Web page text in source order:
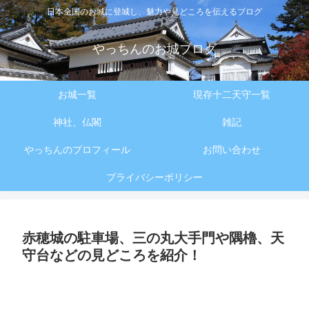
日本全国のお城に登城し、魅力や見どころを伝えるブログ
やっちんのお城ブログ
お城一覧 現存十二天守一覧
神社、仏閣 雑記
やっちんのプロフィール お問い合わせ
プライバシーポリシー
赤穂城の駐車場、三の丸大手門や隅櫓、天
守台などの見どころを紹介！